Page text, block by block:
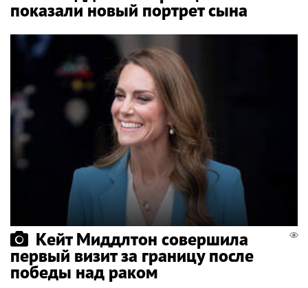
показали новый портрет сына
Кейт Миддлтон совершила
первый визит за границу после
победы над раком